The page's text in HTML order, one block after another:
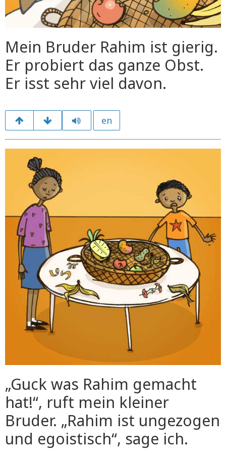
Mein Bruder Rahim ist gierig.
Er probiert das ganze Obst.
Er isst sehr viel davon.
en
„Guck was Rahim gemacht
hat!“, ruft mein kleiner
Bruder. „Rahim ist ungezogen
und egoistisch“, sage ich.